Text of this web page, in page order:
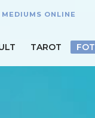
ONLINE
TAROT